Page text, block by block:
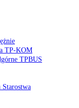
TP-KOM
TPBUS